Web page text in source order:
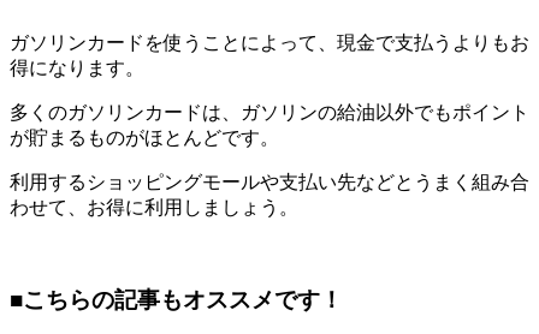
ガソリンカードを使うことによって、現金で支払うよりもお
得になります。
多くのガソリンカードは、ガソリンの給油以外でもポイント
が貯まるものがほとんどです。
利用するショッピングモールや支払い先などとうまく組み合
わせて、お得に利用しましょう。
■こちらの記事もオススメです！